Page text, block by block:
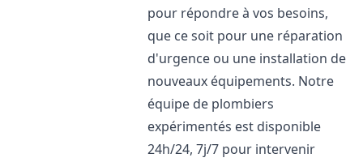
pour répondre à vos besoins,
que ce soit pour une réparation
d'urgence ou une installation de
nouveaux équipements. Notre
équipe de plombiers
expérimentés est disponible
24h/24, 7j/7 pour intervenir